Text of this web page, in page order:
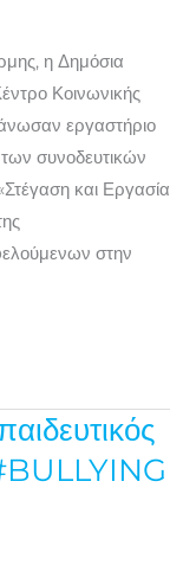
η Δημόσια
Κοινωνικής
εργαστήριο
συνοδευτικών
και Εργασία
στην